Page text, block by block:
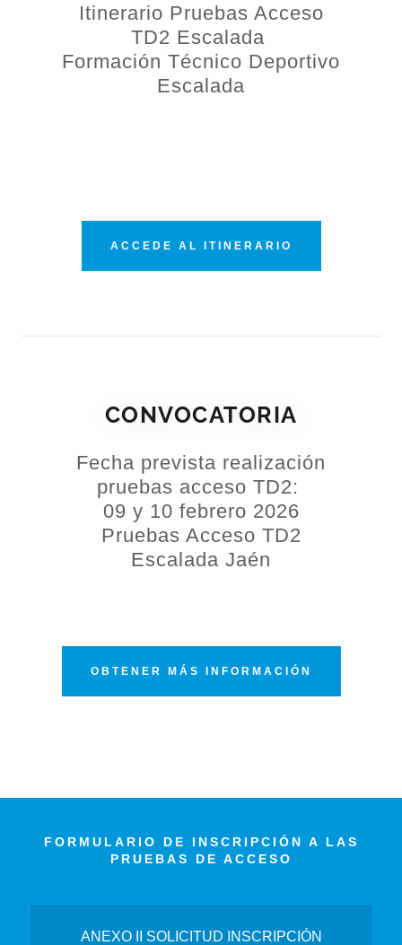
Itinerario Pruebas Acceso
TD2 Escalada
Formación Técnico Deportivo
Escalada
ACCEDE AL ITINERARIO
CONVOCATORIA
Fecha prevista realización
pruebas acceso TD2:
09 y 10 febrero 2026
Pruebas Acceso TD2
Escalada Jaén
OBTENER MÁS INFORMACIÓN
FORMULARIO DE INSCRIPCIÓN A LAS
PRUEBAS DE ACCESO
ANEXO II SOLICITUD INSCRIPCIÓN